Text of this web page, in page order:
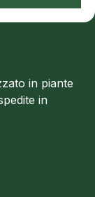
in piante
in